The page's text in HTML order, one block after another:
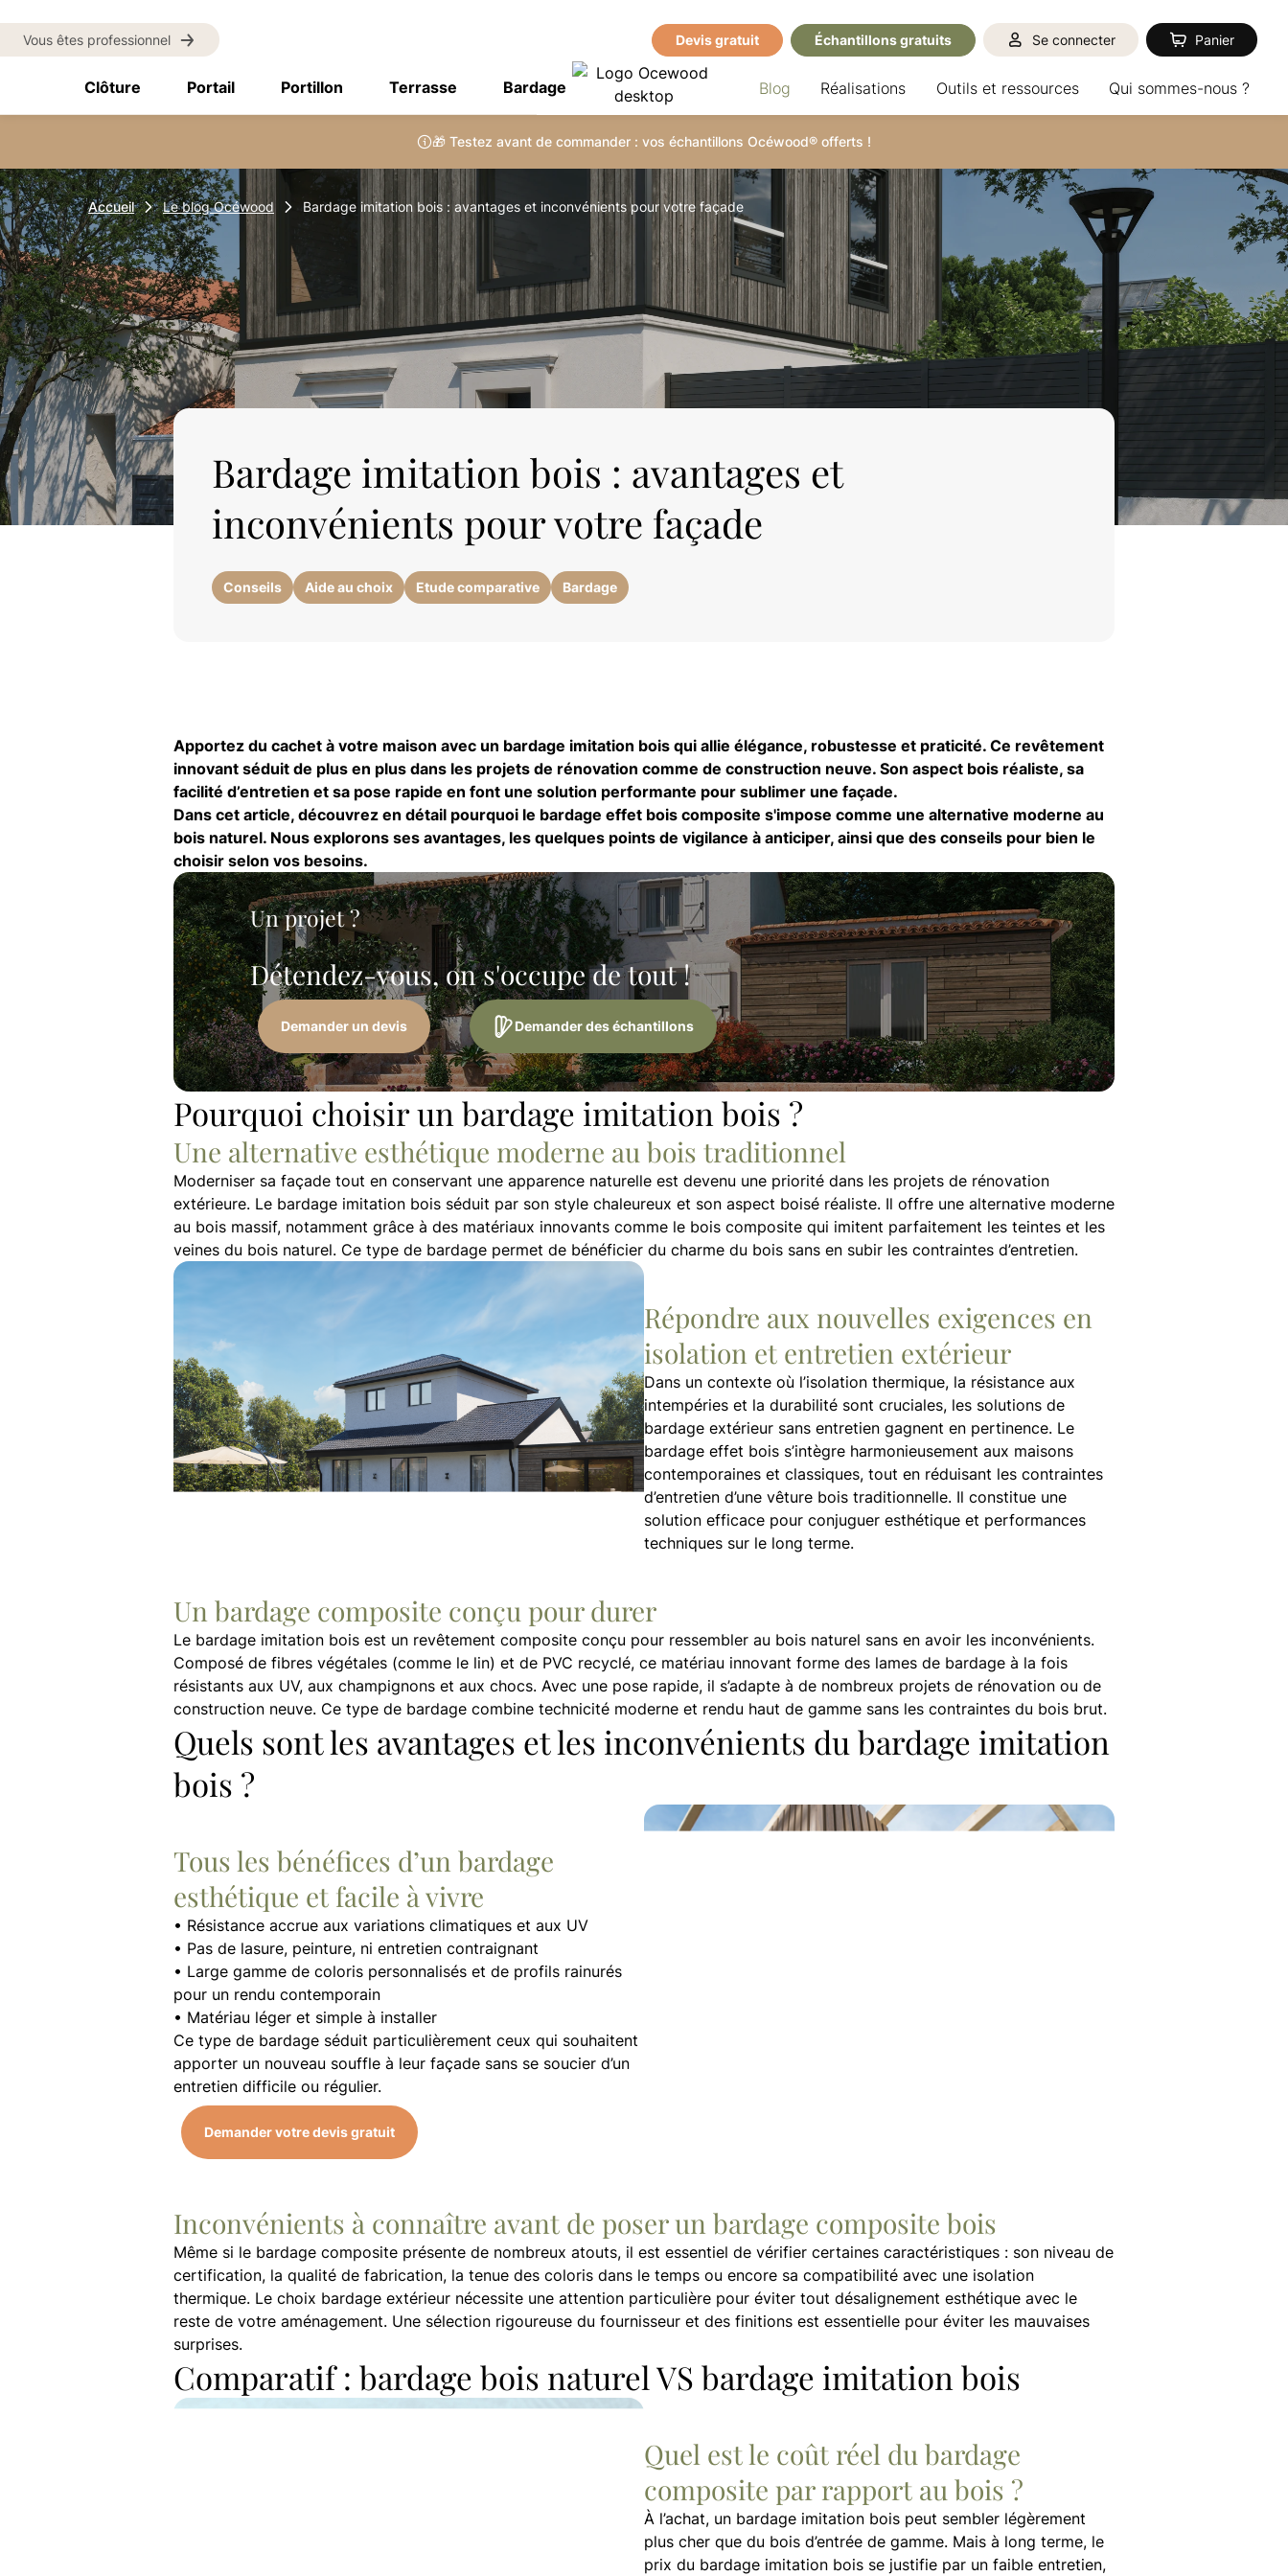
Vous êtes professionnel
Clôture Portail Portillon Terrasse Bardage
Devis gratuit Échantillons gratuits Se connecter Panier
Blog Réalisations Outils et ressources Qui sommes-nous ?
🎁 Testez avant de commander : vos échantillons Océwood® offerts !
Accueil Le blog Océwood Bardage imitation bois : avantages et inconvénients pour votre façade
Bardage imitation bois : avantages et
inconvénients pour votre façade
Conseils Aide au choix Etude comparative Bardage
Apportez du cachet à votre maison avec un bardage imitation bois qui allie élégance, robustesse et praticité. Ce revêtement
innovant séduit de plus en plus dans les projets de rénovation comme de construction neuve. Son aspect bois réaliste, sa
facilité d’entretien et sa pose rapide en font une solution performante pour sublimer une façade.
Dans cet article, découvrez en détail pourquoi le bardage effet bois composite s'impose comme une alternative moderne au
bois naturel. Nous explorons ses avantages, les quelques points de vigilance à anticiper, ainsi que des conseils pour bien le
choisir selon vos besoins.
Un projet ?
Détendez-vous, on s'occupe de tout !
Demander un devis Demander des échantillons
Pourquoi choisir un bardage imitation bois ?
Une alternative esthétique moderne au bois traditionnel
Moderniser sa façade tout en conservant une apparence naturelle est devenu une priorité dans les projets de rénovation
extérieure. Le bardage imitation bois séduit par son style chaleureux et son aspect boisé réaliste. Il offre une alternative moderne
au bois massif, notamment grâce à des matériaux innovants comme le bois composite qui imitent parfaitement les teintes et les
veines du bois naturel. Ce type de bardage permet de bénéficier du charme du bois sans en subir les contraintes d’entretien.
Répondre aux nouvelles exigences en
isolation et entretien extérieur
Dans un contexte où l’isolation thermique, la résistance aux
intempéries et la durabilité sont cruciales, les solutions de
bardage extérieur sans entretien gagnent en pertinence. Le
bardage effet bois s’intègre harmonieusement aux maisons
contemporaines et classiques, tout en réduisant les contraintes
d’entretien d’une vêture bois traditionnelle. Il constitue une
solution efficace pour conjuguer esthétique et performances
techniques sur le long terme.
Un bardage composite conçu pour durer
Le bardage imitation bois est un revêtement composite conçu pour ressembler au bois naturel sans en avoir les inconvénients.
Composé de fibres végétales (comme le lin) et de PVC recyclé, ce matériau innovant forme des lames de bardage à la fois
résistants aux UV, aux champignons et aux chocs. Avec une pose rapide, il s’adapte à de nombreux projets de rénovation ou de
construction neuve. Ce type de bardage combine technicité moderne et rendu haut de gamme sans les contraintes du bois brut.
Quels sont les avantages et les inconvénients du bardage imitation
bois ?
Tous les bénéfices d’un bardage
esthétique et facile à vivre
• Résistance accrue aux variations climatiques et aux UV
• Pas de lasure, peinture, ni entretien contraignant
• Large gamme de coloris personnalisés et de profils rainurés
pour un rendu contemporain
• Matériau léger et simple à installer
Ce type de bardage séduit particulièrement ceux qui souhaitent
apporter un nouveau souffle à leur façade sans se soucier d’un
entretien difficile ou régulier.
Demander votre devis gratuit
Inconvénients à connaître avant de poser un bardage composite bois
Même si le bardage composite présente de nombreux atouts, il est essentiel de vérifier certaines caractéristiques : son niveau de
certification, la qualité de fabrication, la tenue des coloris dans le temps ou encore sa compatibilité avec une isolation
thermique. Le choix bardage extérieur nécessite une attention particulière pour éviter tout désalignement esthétique avec le
reste de votre aménagement. Une sélection rigoureuse du fournisseur et des finitions est essentielle pour éviter les mauvaises
surprises.
Comparatif : bardage bois naturel VS bardage imitation bois
Quel est le coût réel du bardage
composite par rapport au bois ?
À l’achat, un bardage imitation bois peut sembler légèrement
plus cher que du bois d’entrée de gamme. Mais à long terme, le
prix du bardage imitation bois se justifie par un faible entretien,